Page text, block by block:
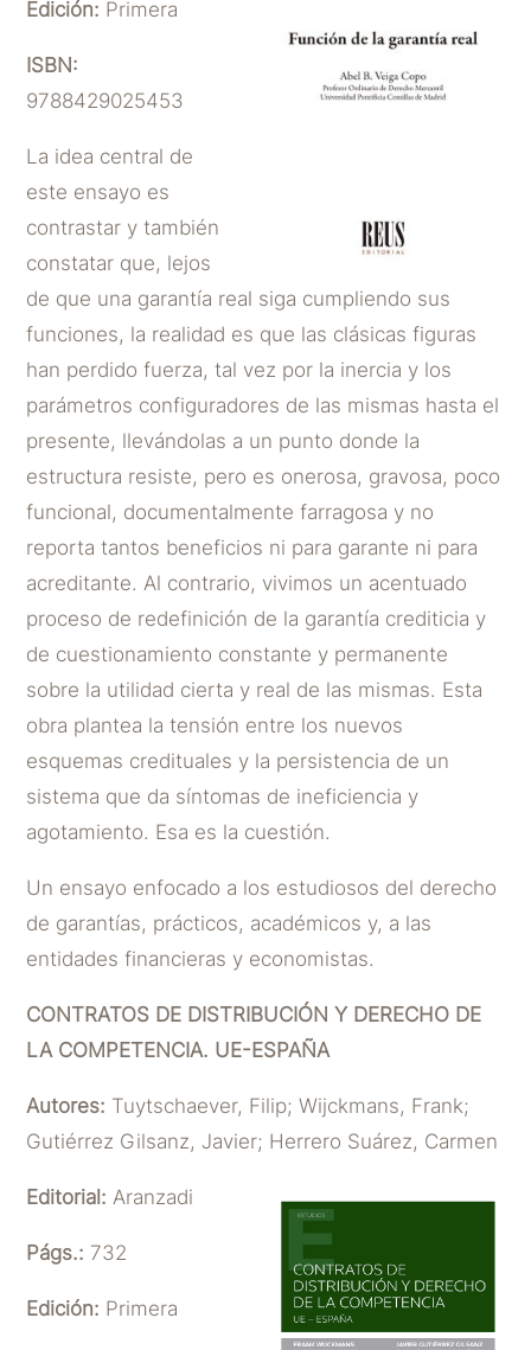
Edición: Primera
ISBN:
9788429025453
La idea central de
este ensayo es
contrastar y también
constatar que, lejos
de que una garantía real siga cumpliendo sus
funciones, la realidad es que las clásicas figuras
han perdido fuerza, tal vez por la inercia y los
parámetros configuradores de las mismas hasta el
presente, llevándolas a un punto donde la
estructura resiste, pero es onerosa, gravosa, poco
funcional, documentalmente farragosa y no
reporta tantos beneficios ni para garante ni para
acreditante. Al contrario, vivimos un acentuado
proceso de redefinición de la garantía crediticia y
de cuestionamiento constante y permanente
sobre la utilidad cierta y real de las mismas. Esta
obra plantea la tensión entre los nuevos
esquemas credituales y la persistencia de un
sistema que da síntomas de ineficiencia y
agotamiento. Esa es la cuestión.
Un ensayo enfocado a los estudiosos del derecho
de garantías, prácticos, académicos y, a las
entidades financieras y economistas.
CONTRATOS DE DISTRIBUCIÓN Y DERECHO DE
LA COMPETENCIA. UE-ESPAÑA
Autores: Tuytschaever, Filip; Wijckmans, Frank;
Gutiérrez Gilsanz, Javier; Herrero Suárez, Carmen
Editorial: Aranzadi
Págs.: 732
Edición: Primera